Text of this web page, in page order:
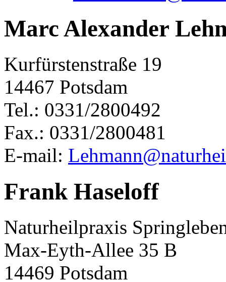
Marc Alexander
Kurfürstenstraße 19
14467 Potsdam
Tel.: 0331/2800492
Fax.: 0331/2800481
E-mail:
Frank Haseloff
Naturheilpraxis
Max-Eyth-Allee 35 B
14469 Potsdam